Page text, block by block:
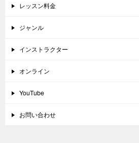
レッスン料金
ジャンル
インストラクター
オンライン
YouTube
お問い合わせ